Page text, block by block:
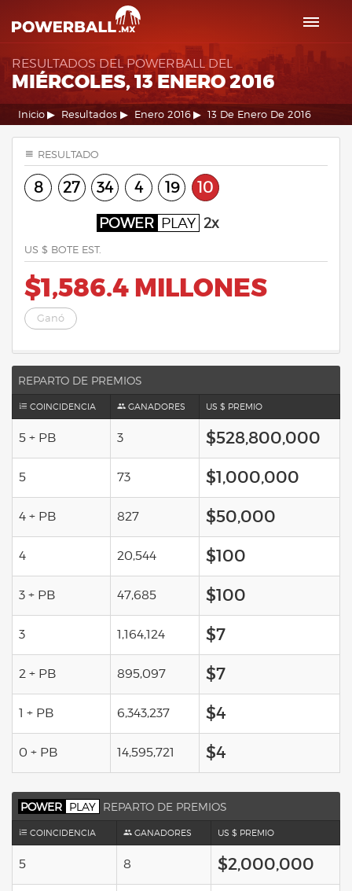
RESULTADOS DEL POWERBALL DEL
MIÉRCOLES, 13 ENERO 2016
Inicio Resultados Enero 2016 13 De Enero De 2016
RESULTADO
8 27 34 4 19 10
POWER PLAY 2x
US $ BOTE EST.
$1,586.4 MILLONES
Ganó
REPARTO DE PREMIOS
COINCIDENCIA GANADORES US $ PREMIO
5 + PB 3 $528,800,000
5 73 $1,000,000
4 + PB 827 $50,000
4 20,544 $100
3 + PB 47,685 $100
3 1,164,124 $7
2 + PB 895,097 $7
1 + PB 6,343,237 $4
0 + PB 14,595,721 $4
POWER PLAY REPARTO DE PREMIOS
COINCIDENCIA GANADORES US $ PREMIO
5 8 $2,000,000